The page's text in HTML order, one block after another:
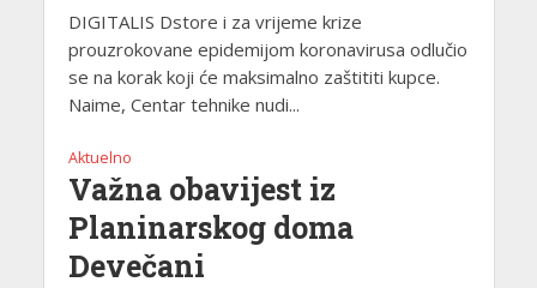
DIGITALIS Dstore i za vrijeme krize
prouzrokovane epidemijom koronavirusa odlučio
se na korak koji će maksimalno zaštititi kupce.
Naime, Centar tehnike nudi...
Aktuelno
Važna obavijest iz
Planinarskog doma
Devečani